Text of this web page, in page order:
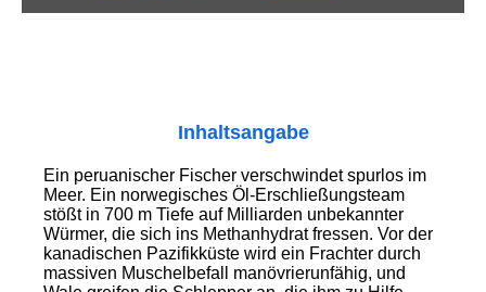
Inhaltsangabe
Ein peruanischer Fischer verschwindet spurlos im
Meer. Ein norwegisches Öl-Erschließungsteam
stößt in 700 m Tiefe auf Milliarden unbekannter
Würmer, die sich ins Methanhydrat fressen. Vor der
kanadischen Pazifikküste wird ein Frachter durch
massiven Muschelbefall manövrierunfähig, und